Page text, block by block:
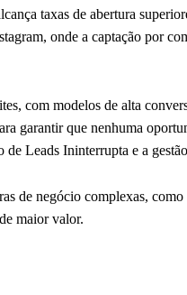
taxas de abertura
onde a captação por
com modelos de alta
garantir que nenhuma
Leads Ininterrupta e a
de negócio complexas, como
maior valor.